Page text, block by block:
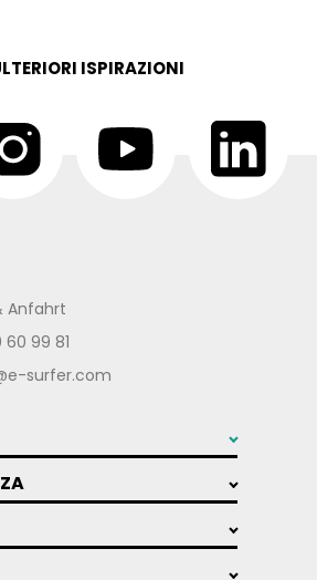
ISPIRAZIONI
Anfahrt
99 81
surfer.com